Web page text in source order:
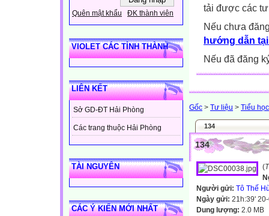
Quên mật khẩu ĐK thành viên
VIOLET CÁC TỈNH THÀNH
LIÊN KẾT
Sở GD-ĐT Hải Phòng
Các trang thuộc Hải Phòng
TÀI NGUYÊN
CÁC Ý KIẾN MỚI NHẤT
tải được các
Nếu chưa
hướng dẫn
Nếu đã đăng
Gốc > Tư liệu > Tiểu học
134
134
(
Người gửi: Tô Thế
Ngày gửi: 21h:39'
Dung lượng: 2.0 MB